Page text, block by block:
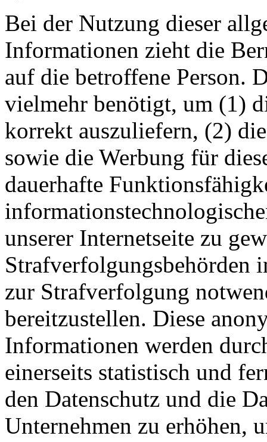
Bei der Nutzung dieser
Informationen zieht die
auf die betroffene Person.
vielmehr benötigt, um (1)
korrekt auszuliefern, (2)
sowie die Werbung für
dauerhafte
unserer Internetseite zu
Strafverfolgungsbehörden
zur Strafverfolgung
bereitzustellen. Diese
Informationen werden
einerseits statistisch und
den Datenschutz und die
Unternehmen zu erhöhen,